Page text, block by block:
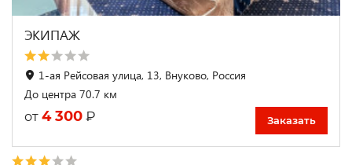
ЭКИПАЖ
1-ая Рейсовая улица, 13, Внуково, Россия
До центра 70.7 км
от 4 300 ₽ Заказать